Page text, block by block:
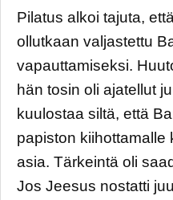
Pilatus alkoi tajuta,
ollutkaan valjastettu
vapauttamiseksi.
hän tosin oli ajatellut
kuulostaa siltä, että
papiston kiihottamalle
asia. Tärkeintä oli
Jos Jeesus nostatti